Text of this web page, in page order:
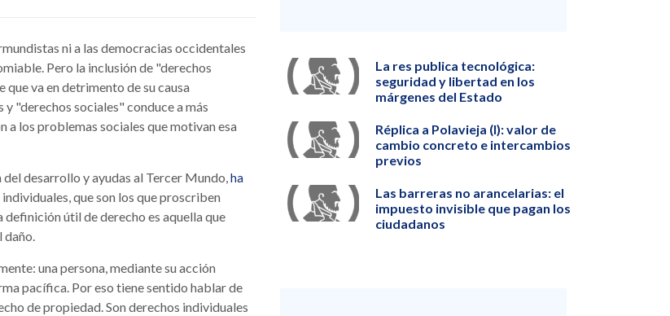
ni a las democracias occidentales
Pero la inclusión de "derechos
va en detrimento de su causa
"derechos sociales" conduce a más
a los problemas sociales que motivan esa
desarrollo y ayudas al Tercer Mundo,ha
que son los que proscriben
útil de derecho es aquella que
daño.
una persona, mediante su acción
pacífica. Por eso tiene sentido hablar de
de propiedad. Son derechos individuales
La res publica tecnológica:
seguridad y libertad en los
márgenes del Estado
Réplica a Polavieja (I): valor de
cambio concreto e intercambios
previos
Las barreras no arancelarias: el
impuesto invisible que pagan los
ciudadanos